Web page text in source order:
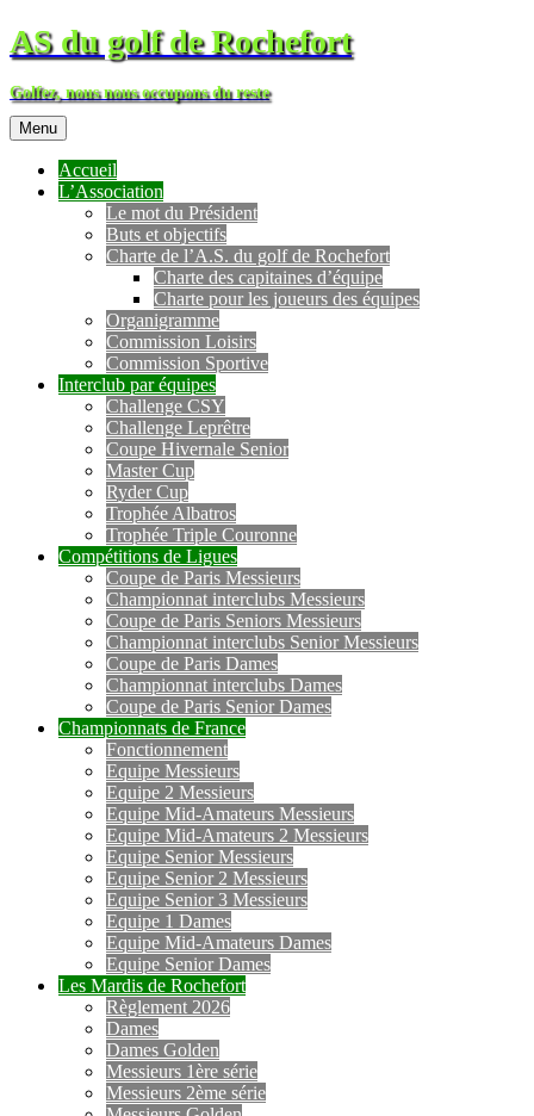
AS du golf de Rochefort
Golfez, nous nous occupons du reste
Menu
Accueil
L’Association
Le mot du Président
Buts et objectifs
Charte de l’A.S. du golf de Rochefort
Charte des capitaines d’équipe
Charte pour les joueurs des équipes
Organigramme
Commission Loisirs
Commission Sportive
Interclub par équipes
Challenge CSY
Challenge Leprêtre
Coupe Hivernale Senior
Master Cup
Ryder Cup
Trophée Albatros
Trophée Triple Couronne
Compétitions de Ligues
Coupe de Paris Messieurs
Championnat interclubs Messieurs
Coupe de Paris Seniors Messieurs
Championnat interclubs Senior Messieurs
Coupe de Paris Dames
Championnat interclubs Dames
Coupe de Paris Senior Dames
Championnats de France
Fonctionnement
Equipe Messieurs
Equipe 2 Messieurs
Equipe Mid-Amateurs Messieurs
Equipe Mid-Amateurs 2 Messieurs
Equipe Senior Messieurs
Equipe Senior 2 Messieurs
Equipe Senior 3 Messieurs
Equipe 1 Dames
Equipe Mid-Amateurs Dames
Equipe Senior Dames
Les Mardis de Rochefort
Règlement 2026
Dames
Dames Golden
Messieurs 1ère série
Messieurs 2ème série